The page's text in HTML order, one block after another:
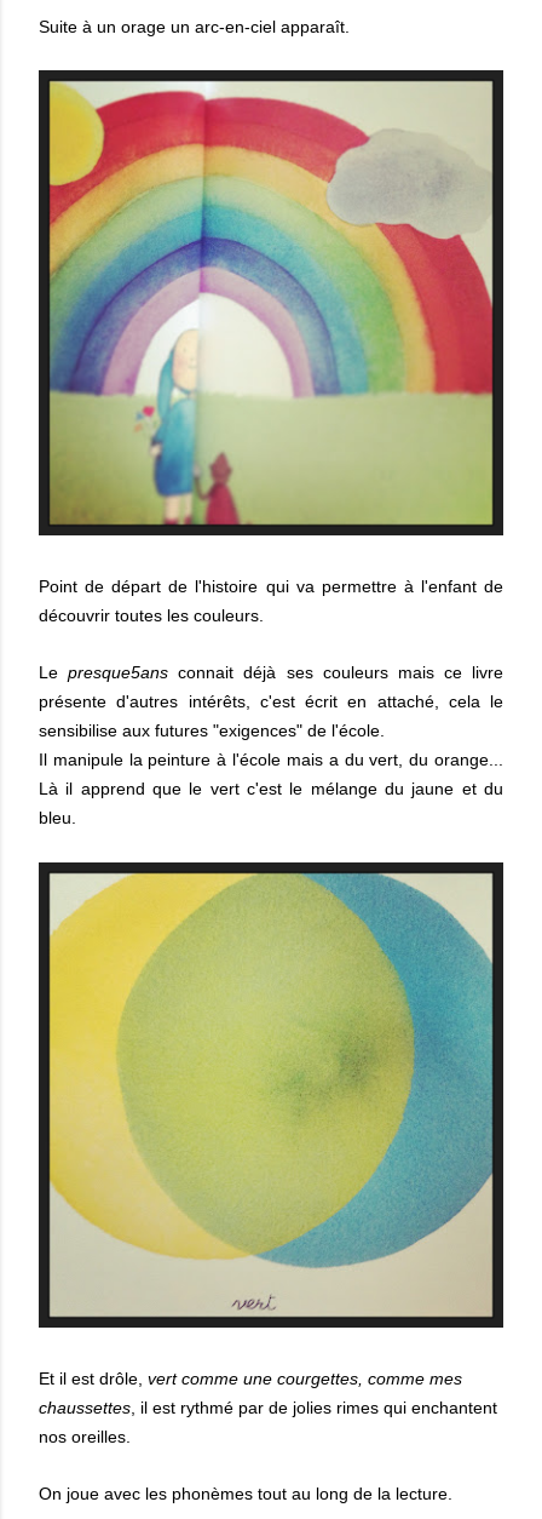
Suite à un orage un arc-en-ciel apparaît.
Point de départ de l'histoire qui va permettre à l'enfant de
découvrir toutes les couleurs.
Lepresque5ans connait déjà ses couleurs mais ce livre
présente d'autres intérêts, c'est écrit en attaché, cela le
sensibilise aux futures "exigences" de l'école.
Il manipule la peinture à l'école mais a du vert, du orange...
Là il apprend que le vert c'est le mélange du jaune et du
bleu.
Et il est drôle, vert comme une courgettes, comme mes
chaussettes , il est rythmé par de jolies rimes qui enchantent
nos oreilles.
On joue avec les phonèmes tout au long de la lecture.